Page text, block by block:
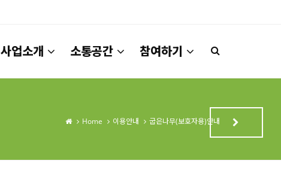
사업소개 소통공간 참여하기
Home 이용안내 굽은나무(보호자용)안내